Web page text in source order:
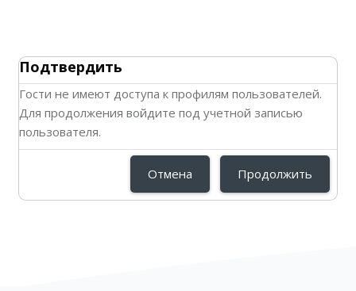
Блоки
Подтвердить
Гости не имеют доступа к профилям пользователей.
Для продолжения войдите под учетной записью
пользователя.
Отмена Продолжить